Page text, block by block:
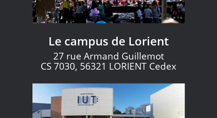
Le campus de Lorient
27 rue Armand Guillemot
CS 7030, 56321 LORIENT Cedex